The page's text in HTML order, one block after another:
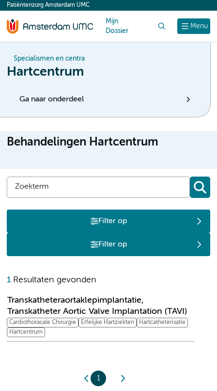
content
Menu
Patiëntenzorg Amsterdam UMC
Mijn
Dossier
Specialismen en centra
Hartcentrum
Ga naar onderdeel
Behandelingen Hartcentrum
Filter op
Filter op
1Resultaten gevonden
Transkatheteraortaklepimplantatie,
Transkatheter Aortic Valve Implantation (TAVI)
Cardiothoracale Chirurgie Erfelijke Hartziekten
Hartcatheterisatie
Hartcentrum
1